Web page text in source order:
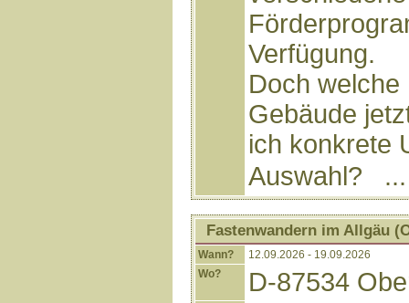
Verfügung.
Doch
Gebäude
ich konkrete
Auswahl?
Fastenwandern im Allgäu
Wann?
12.09.2026 - 19.09.2026
Wo?
D-87534